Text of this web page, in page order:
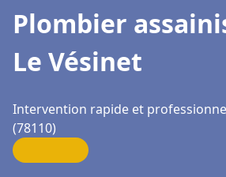
Plombier
Le Vésinet
Intervention rapide et
(78110)